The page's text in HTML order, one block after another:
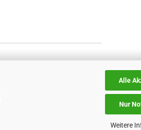
Alle
Nur
Weitere